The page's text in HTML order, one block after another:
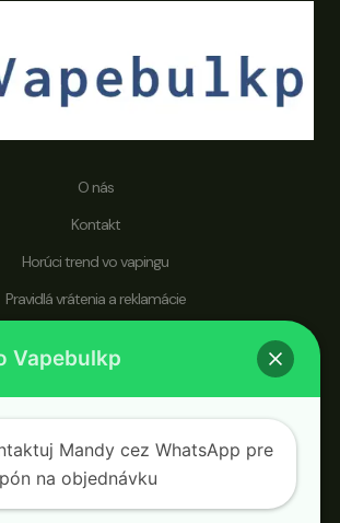
O nás
Kontakt
Horúci trend vo vapingu
Pravidlá vrátenia a reklamácie
sa špecializuje na jednorazové vape perá a je
celosvetového publika, ktoré hľadá
zdravší životný štýl a vylepšenú
Vapebulkp
Mandy cez WhatsApp pre
na objednávku